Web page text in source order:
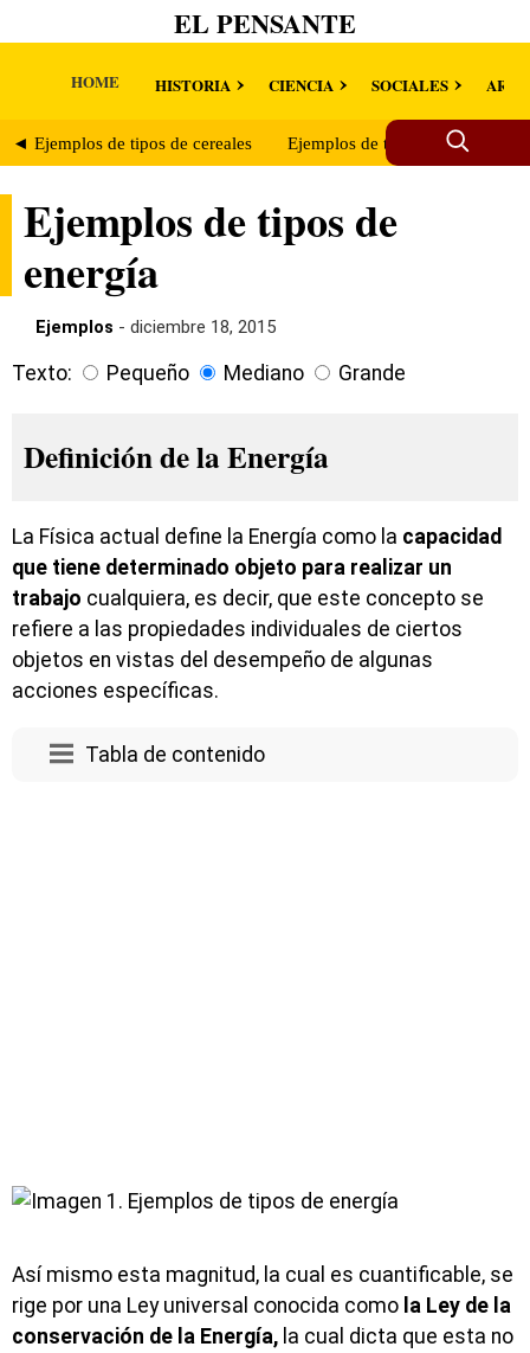
EL PENSANTE
HOME HISTORIA CIENCIA SOCIALES
◄ Ejemplos de tipos de cereales Ejemplos de tipos de gases ►
Ejemplos de tipos de
energía
Ejemplos - diciembre 18, 2015
Texto: Pequeño Mediano Grande
Definición de la Energía
La Física actual define la Energía como la capacidad
que tiene determinado objeto para realizar un
trabajo cualquiera, es decir, que este concepto se
refiere a las propiedades individuales de ciertos
objetos en vistas del desempeño de algunas
acciones específicas.
Tabla de contenido
Así mismo esta magnitud, la cual es cuantificable, se
rige por una Ley universal conocida como la Ley de la
conservación de la Energía, la cual dicta que esta no